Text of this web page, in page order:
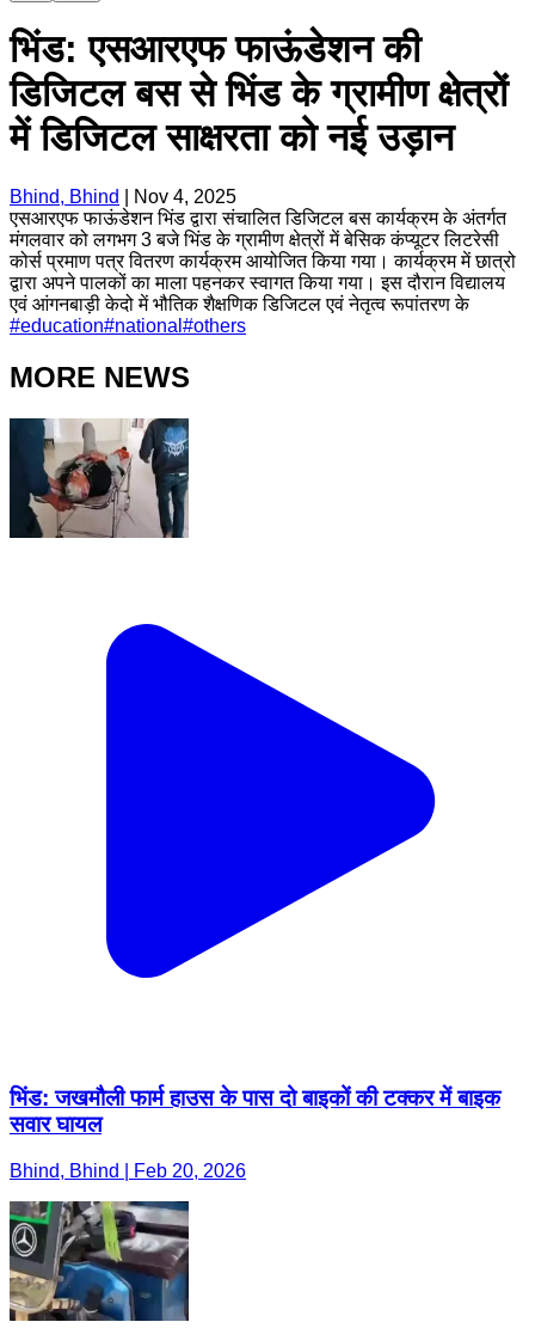
भिंड: एसआरएफ फाऊंडेशन की
डिजिटल बस से भिंड के ग्रामीण क्षेत्रों
में डिजिटल साक्षरता को नई उड़ान
Bhind, Bhind
Nov 4, 2025
एसआरएफ फाऊंडेशन भिंड द्वारा संचालित डिजिटल बस कार्यक्रम के अंतर्गत
मंगलवार को लगभग 3 बजे भिंड के ग्रामीण क्षेत्रों में बेसिक कंप्यूटर लिटरेसी
कोर्स प्रमाण पत्र वितरण कार्यक्रम आयोजित किया गया। कार्यक्रम में छात्रो
द्वारा अपने पालकों का माला पहनकर स्वागत किया गया। इस दौरान विद्यालय
एवं आंगनबाड़ी केदो में भौतिक शैक्षणिक डिजिटल एवं नेतृत्व रूपांतरण के
#education#national #others
MORE NEWS
भिंड: जखमौली फार्म हाउस के पास दो बाइकों की टक्कर में बाइक
सवार घायल
Bhind, Bhind | Feb 20, 2026